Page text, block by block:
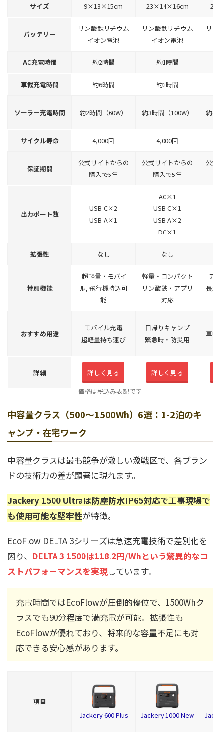
サイズ 9×13×15cm 23×14×16cm
バッテリー
リン酸鉄リチウム
イオン電池
リン酸鉄リチウム
イオン電池
リ
AC充電時間 約2時間 約1時間
車載充電時間 約6時間 約3時間
ソーラー充電時間 約2時間（60W） 約3時間（100W） 約4
サイクル寿命 4,000回 4,000回
保証期間
公式サイトからの
購入で5年
公式サイトからの
購入で5年
公
出力ポート数
USB-C×2
USB-A×1
AC×1
USB-C×1
USB-A×2
DC×1
拡張性 なし なし
特別機能
超軽量・モバイ
ル, 飛行機持込可
能
軽量・コンパクト
リン酸鉄・アプリ
対応
ア
長
おすすめ用途
モバイル充電
超軽量持ち運び
日帰りキャンプ
緊急時・防災用
車
詳細 詳しく見る 詳しく見る
価格は税込み表記です
中容量クラス（500～1500Wh）6選：1-2泊のキ
ャンプ・在宅ワーク
中容量クラスは最も競争が激しい激戦区で、各ブラン
ドの技術力の差が顕著に現れます。
Jackery 1500 Ultraは防塵防水IP65対応で工事現場で
も使用可能な堅牢性が特徴。
EcoFlow DELTA 3シリーズは急速充電技術で差別化を
図り、 DELTA 3 1500は118.2円/Whという驚異的なコ
ストパフォーマンスを実現しています。
充電時間ではEcoFlowが圧倒的優位で、1500Whク
ラスでも90分程度で満充電が可能。拡張性も
EcoFlowが優れており、将来的な容量不足にも対
応できる安心感があります。
項目
Jackery 600 Plus
Jackery 1000 New